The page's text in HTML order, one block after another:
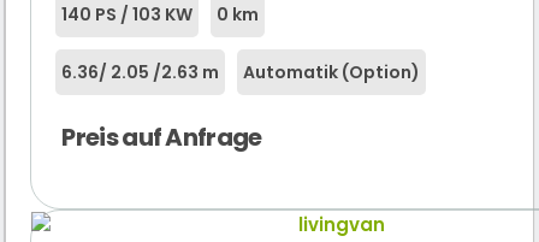
140 PS / 103 KW 0 km
6.36/ 2.05 /2.63 m Automatik (Option)
Preis auf Anfrage